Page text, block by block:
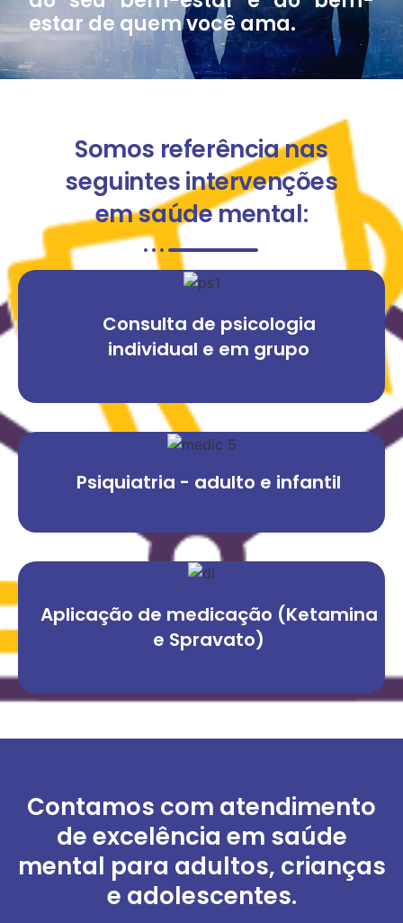
estar de quem você ama.
Somos referência nas
seguintes intervenções
em saúde mental:
Consulta de psicologia
individual e em grupo
Psiquiatria - adulto e infantil
Aplicação de medicação (Ketamina
e Spravato)
Contamos com atendimento
de excelência em saúde
mental para adultos, crianças
e adolescentes.